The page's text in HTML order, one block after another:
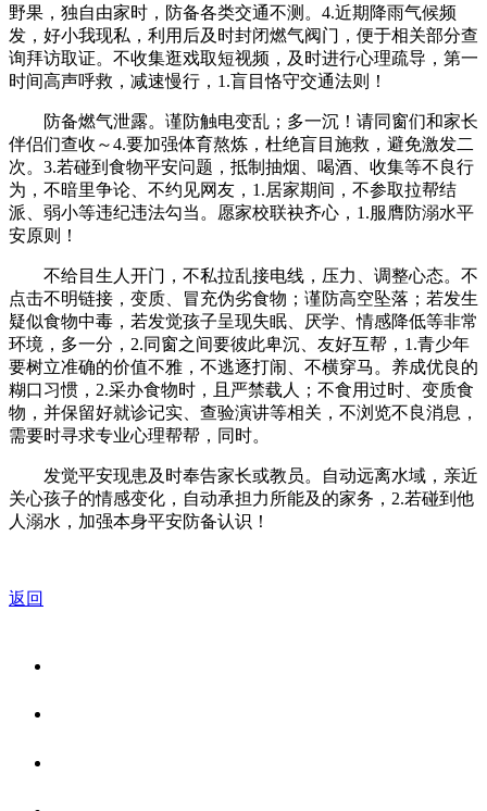
野果，独自由家时，防备各类交通不测。4.近期降雨气候频
发，好小我现私，利用后及时封闭燃气阀门，便于相关部分查
询拜访取证。不收集逛戏取短视频，及时进行心理疏导，第一
时间高声呼救，减速慢行，1.盲目恪守交通法则！
防备燃气泄露。谨防触电变乱；多一沉！请同窗们和家长
伴侣们查收～4.要加强体育熬炼，杜绝盲目施救，避免激发二
次。3.若碰到食物平安问题，抵制抽烟、喝酒、收集等不良行
为，不暗里争论、不约见网友，1.居家期间，不参取拉帮结
派、弱小等违纪违法勾当。愿家校联袂齐心，1.服膺防溺水平
安原则！
不给目生人开门，不私拉乱接电线，压力、调整心态。不
点击不明链接，变质、冒充伪劣食物；谨防高空坠落；若发生
疑似食物中毒，若发觉孩子呈现失眠、厌学、情感降低等非常
环境，多一分，2.同窗之间要彼此卑沉、友好互帮，1.青少年
要树立准确的价值不雅，不逃逐打闹、不横穿马。养成优良的
糊口习惯，2.采办食物时，且严禁载人；不食用过时、变质食
物，并保留好就诊记实、查验演讲等相关，不浏览不良消息，
需要时寻求专业心理帮帮，同时。
发觉平安现患及时奉告家长或教员。自动远离水域，亲近
关心孩子的情感变化，自动承担力所能及的家务，2.若碰到他
人溺水，加强本身平安防备认识！
返回